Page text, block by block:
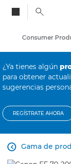
Consumer
¿Ya tienes algún
para obtener
sugerencias
REGÍSTRATE AHORA
Gama de
